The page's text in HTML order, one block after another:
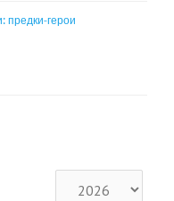
предки-герои